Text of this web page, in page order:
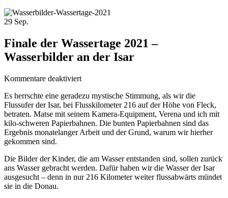
29 Sep.
Finale der Wassertage 2021 –
Wasserbilder an der Isar
Kommentare deaktiviertfür
der
Wassertage
2021
–
Wasserbilder
Isar
Es herrschte eine geradezu mystische Stimmung, als wir die
Flussufer der Isar, bei Flusskilometer 216 auf der Höhe von Fleck,
betraten. Matse mit seinem Kamera-Equipment, Verena und ich mit
kilo-schweren Papierbahnen. Die bunten Papierbahnen sind das
Ergebnis monatelanger Arbeit und der Grund, warum wir hierher
gekommen sind.
Die Bilder der Kinder, die am Wasser entstanden sind, sollen zurück
ans Wasser gebracht werden. Dafür haben wir die Wasser der Isar
ausgesucht – denn in nur 216 Kilometer weiter flussabwärts mündet
sie in die Donau.